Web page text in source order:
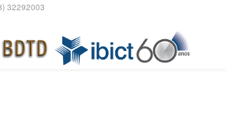
32292003